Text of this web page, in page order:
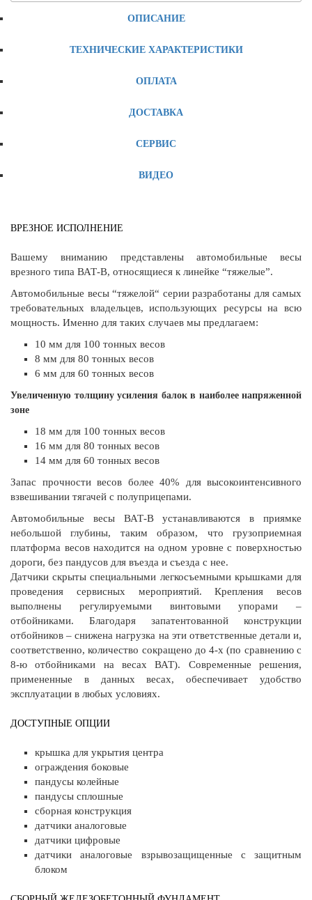
ОПИСАНИЕ
ТЕХНИЧЕСКИЕ ХАРАКТЕРИСТИКИ
ОПЛАТА
ДОСТАВКА
СЕРВИС
ВИДЕО
ВРЕЗНОЕ ИСПОЛНЕНИЕ
Вашему вниманию представлены автомобильные весы
врезного типа ВАТ-В, относящиеся к линейке “тяжелые”.
Автомобильные весы “тяжелой“ серии разработаны для самых
требовательных владельцев, использующих ресурсы на всю
мощность. Именно для таких случаев мы предлагаем:
10 мм для 100 тонных весов
8 мм для 80 тонных весов
6 мм для 60 тонных весов
Увеличенную толщину усиления балок в наиболее напряженной
зоне
18 мм для 100 тонных весов
16 мм для 80 тонных весов
14 мм для 60 тонных весов
Запас прочности весов более 40% для высокоинтенсивного
взвешивании тягачей с полуприцепами.
Автомобильные весы ВАТ-В устанавливаются в приямке
небольшой глубины, таким образом, что грузоприемная
платформа весов находится на одном уровне с поверхностью
дороги, без пандусов для въезда и съезда с нее.
Датчики скрыты специальными легкосъемными крышками для
проведения сервисных мероприятий. Крепления весов
выполнены регулируемыми винтовыми упорами –
отбойниками. Благодаря запатентованной конструкции
отбойников – снижена нагрузка на эти ответственные детали и,
соответственно, количество сокращено до 4-х (по сравнению с
8-ю отбойниками на весах ВАТ). Современные решения,
примененные в данных весах, обеспечивает удобство
эксплуатации в любых условиях.
ДОСТУПНЫЕ ОПЦИИ
крышка для укрытия центра
ограждения боковые
пандусы колейные
пандусы сплошные
сборная конструкция
датчики аналоговые
датчики цифровые
датчики аналоговые взрывозащищенные с защитным
блоком